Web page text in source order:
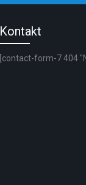
Kontakt
[contact-form-7 404